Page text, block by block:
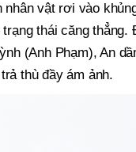
vật rơi vào
thái căng thẳng.
(Anh Phạm), An
thù đầy ám ảnh.